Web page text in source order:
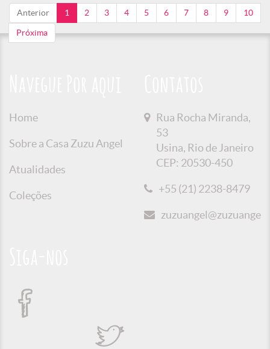
Anterior 1 2 3 4 5 6 7 8 9 10
Próxima
Home
Sobre a Casa Zuzu Angel
Atualidades
Coleções
Rua Rocha Miranda,
53
Usina, Rio de Janeiro
CEP: 20530-450
+55 (21) 2238-8479